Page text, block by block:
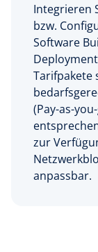
Integrieren
bzw.
Software
Tarifpakete
(Pay-as-
zur
anpassbar.